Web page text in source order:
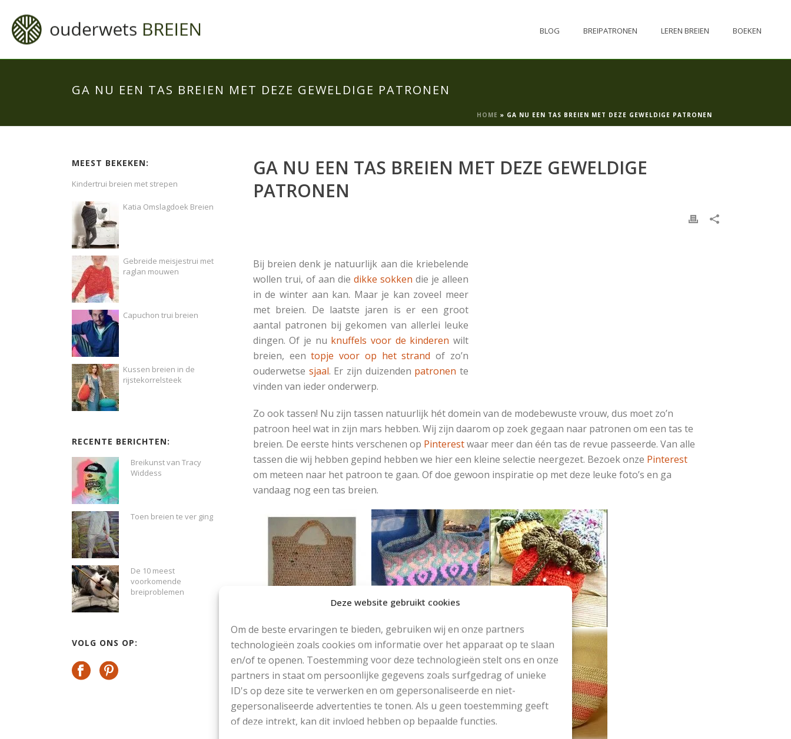
Deze website gebruikt cookies
Om de beste ervaringen te bieden, gebruiken wij en onze partners
technologieën zoals cookies om informatie over het apparaat op te slaan
en/of te openen. Toestemming voor deze technologieën stelt ons en onze
partners in staat om persoonlijke gegevens zoals surfgedrag of unieke
ID's op deze site te verwerken en om gepersonaliseerde en niet-
gepersonaliseerde advertenties te tonen. Als u geen toestemming geeft
of deze intrekt, kan dit invloed hebben op bepaalde functies.
BLOG BREIPATRONEN LEREN BREIEN BOEKEN
GA NU EEN TAS BREIEN MET DEZE GEWELDIGE PATRONEN
HOME » GA NU EEN TAS BREIEN MET DEZE GEWELDIGE PATRONEN
GA NU EEN TAS BREIEN MET DEZE GEWELDIGE
PATRONEN
Bij breien denk je natuurlijk aan die kriebelende
wollen trui, of aan die dikke sokken die je alleen
in de winter aan kan. Maar je kan zoveel meer
met breien. De laatste jaren is er een groot
aantal patronen bij gekomen van allerlei leuke
dingen. Of je nu knuffels voor de kinderen wilt
breien, eentopje voor op het strand of zo’n
ouderwetse sjaal. Er zijn duizenden patronen te
vinden van ieder onderwerp.
Zo ook tassen! Nu zijn tassen natuurlijk hét domein van de modebewuste vrouw, dus moet zo’n
patroon heel wat in zijn mars hebben. Wij zijn daarom op zoek gegaan naar patronen om een tas te
breien. De eerste hints verschenen op Pinterestwaar meer dan één tas de revue passeerde. Van alle
tassen die wij hebben gepind hebben we hier een kleine selectie neergezet. Bezoek onze Pinterest
om meteen naar het patroon te gaan. Of doe gewoon inspiratie op met deze leuke foto’s en ga
vandaag nog een tas breien.
MEEST BEKEKEN:
Kindertrui breien met strepen
Katia Omslagdoek Breien
Gebreide meisjestrui met
raglan mouwen
Capuchon trui breien
Kussen breien in de
rijstekorrelsteek
RECENTE BERICHTEN:
Breikunst van Tracy
Widdess
Toen breien te ver ging
De 10 meest
voorkomende
breiproblemen
VOLG ONS OP: